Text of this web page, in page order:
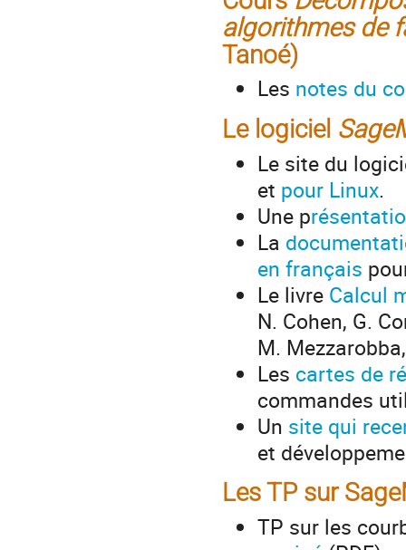
algorithmes de
Tanoé)
Les notes du
Le logiciel
Le site du
et pour Linux.
Une p
La
en français
Le livre Calcul
N. Cohen, G.
M.
Les cartes de
commandes
Un site qui
et
Les TP sur
TP sur les